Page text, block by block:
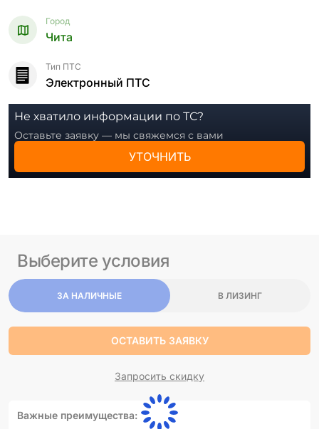
Город
Чита
Тип ПТС
Электронный ПТС
Не хватило информации по ТС?
Оставьте заявку — мы свяжемся с вами
УТОЧНИТЬ
Выберите условия
ЗА НАЛИЧНЫЕ В ЛИЗИНГ
ОСТАВИТЬ ЗАЯВКУ
Запросить скидку
Важные преимущества: